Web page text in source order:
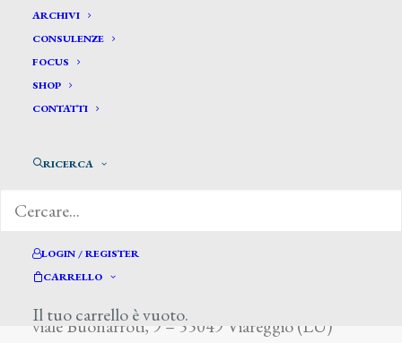
ARCHIVI
CONSULENZE
FOCUS
SHOP
CONTATTI
RICERCA
LOGIN / REGISTER
CARRELLO
Il tuo carrello è vuoto.
Tassaert Octave
viale Buonarroti, 9 – 55049 Viareggio (LU)